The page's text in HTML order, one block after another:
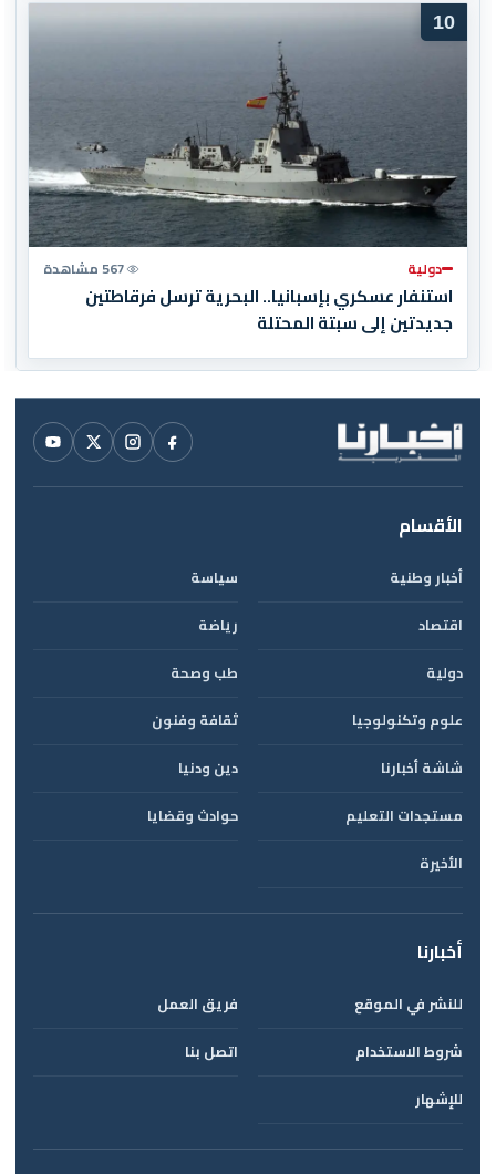
10
دولية 567 مشاهدة
استنفار عسكري بإسبانيا.. البحرية ترسل فرقاطتين
جديدتين إلى سبتة المحتلة
الأقسام
أخبار وطنية
سياسة
اقتصاد
رياضة
دولية
طب وصحة
علوم وتكنولوجيا
ثقافة وفنون
شاشة أخبارنا
دين ودنيا
مستجدات التعليم
حوادث وقضايا
الأخيرة
أخبارنا
للنشر في الموقع
فريق العمل
شروط الاستخدام
اتصل بنا
للإشهار